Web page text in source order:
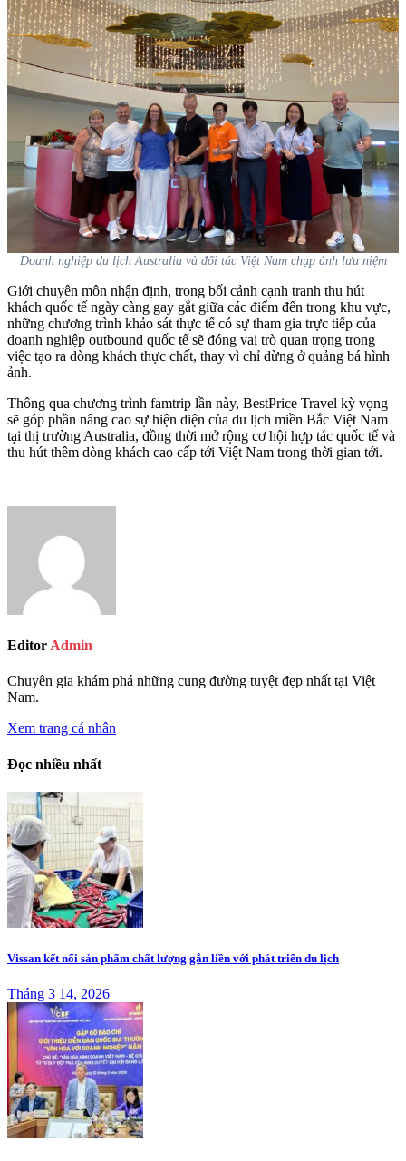
Doanh nghiệp du lịch Australia và đối tác Việt Nam chụp ảnh lưu niệm
Giới chuyên môn nhận định, trong bối cảnh cạnh tranh thu hút
khách quốc tế ngày càng gay gắt giữa các điểm đến trong khu vực,
những chương trình khảo sát thực tế có sự tham gia trực tiếp của
doanh nghiệp outbound quốc tế sẽ đóng vai trò quan trọng trong
việc tạo ra dòng khách thực chất, thay vì chỉ dừng ở quảng bá hình
ảnh.
Thông qua chương trình famtrip lần này, BestPrice Travel kỳ vọng
sẽ góp phần nâng cao sự hiện diện của du lịch miền Bắc Việt Nam
tại thị trường Australia, đồng thời mở rộng cơ hội hợp tác quốc tế và
thu hút thêm dòng khách cao cấp tới Việt Nam trong thời gian tới.
Editor Admin
Chuyên gia khám phá những cung đường tuyệt đẹp nhất tại Việt
Nam.
Xem trang cá nhân
Đọc nhiều nhất
Vissan kết nối sản phẩm chất lượng gắn liền với phát triển du lịch
Tháng 3 14, 2026